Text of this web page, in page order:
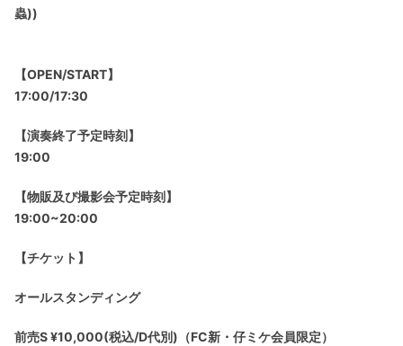
蟲))
【OPEN/START】
17:00/17:30
【演奏終了予定時刻】
19:00
【物販及び撮影会予定時刻】
19:00~20:00
【チケット】
オールスタンディング
前売S ¥10,000(税込/D代別)（FC新・仔ミケ会員限定）